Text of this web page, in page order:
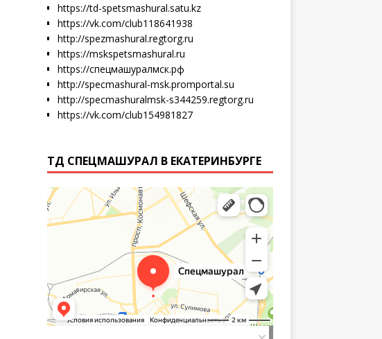
https://td-spetsmashural.satu.kz
https://vk.com/club118641938
http://spezmashural.regtorg.ru
https://mskspetsmashural.ru
https://спецмашуралмск.рф
http://specmashural-msk.promportal.su
http://specmashuralmsk-s344259.regtorg.ru
https://vk.com/club154981827
ТД СПЕЦМАШУРАЛ В ЕКАТЕРИНБУРГЕ